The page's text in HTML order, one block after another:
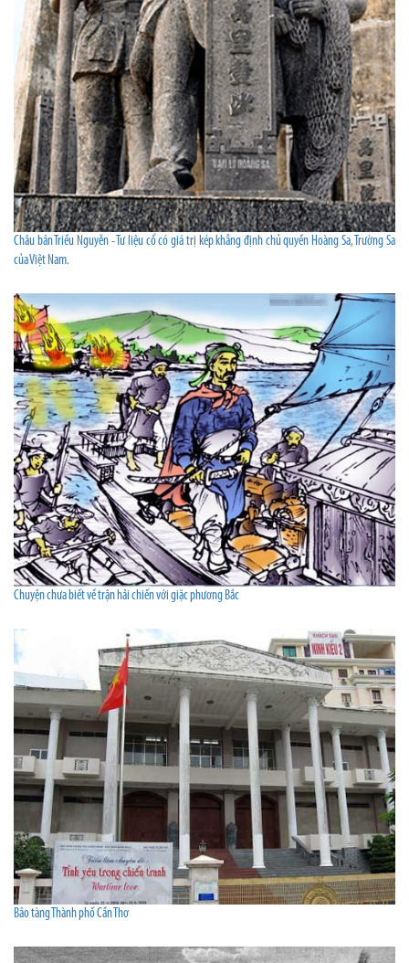
Châu bản Triều Nguyễn - Tư liệu cổ có giá trị kép khẳng định chủ quyền Hoàng Sa, Trường Sa
của Việt Nam.
Chuyện chưa biết về trận hải chiến với giặc phương Bắc
Bảo tàng Thành phố Cần Thơ